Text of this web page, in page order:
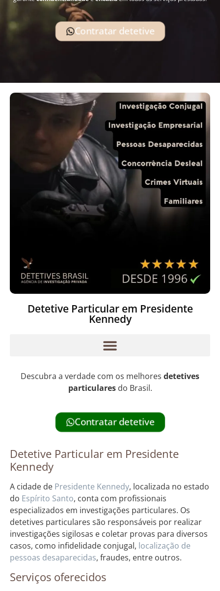
Contratar detetive
Detetive Particular em Presidente
Kennedy
Descubra a verdade com os melhores detetives
particularesdo Brasil.
Contratar detetive
Detetive Particular em Presidente
Kennedy
A cidade de Presidente Kennedy, localizada no estado
do Espírito Santo, conta com profissionais
especializados em investigações particulares. Os
detetives particulares são responsáveis por realizar
investigações sigilosas e coletar provas para diversos
casos, como infidelidade conjugal, localização de
pessoas desaparecidas, fraudes, entre outros.
Serviços oferecidos